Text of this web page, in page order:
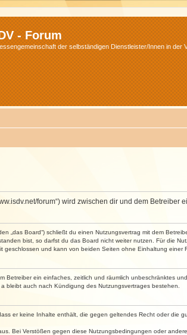
- Forum
der selbständigen Dienstleister/Innen in der
forum“) wird zwischen dir und dem
„das Board“) schließt du einen Nutzungsvertrag mit dem
bist, so darfst du das Board nicht weiter nutzen. Für die
geschlossen und kann von beiden Seiten ohne Einhaltung einer
Betreiber ein einfaches, zeitlich und räumlich unbeschränktes
bleibt auch nach Kündigung des Nutzungsvertrages bestehen.
er keine Inhalte enthält, die gegen geltendes Recht oder
Bei Verstößen gegen diese Nutzungsbedingungen oder